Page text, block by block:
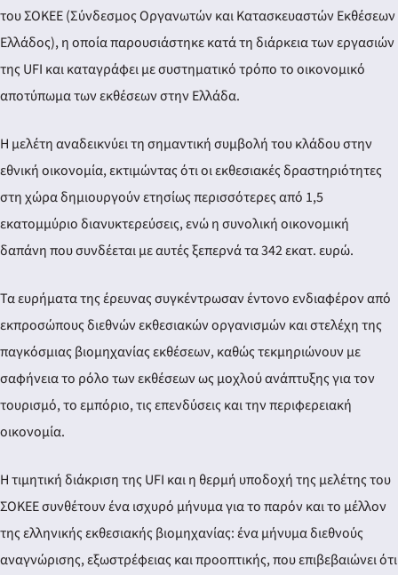
του ΣΟΚΕΕ (Σύνδεσμος Οργανωτών και Κατασκευαστών Εκθέσεων
Ελλάδος), η οποία παρουσιάστηκε κατά τη διάρκεια των εργασιών
της UFI και καταγράφει με συστηματικό τρόπο το οικονομικό
αποτύπωμα των εκθέσεων στην Ελλάδα.
Η μελέτη αναδεικνύει τη σημαντική συμβολή του κλάδου στην
εθνική οικονομία, εκτιμώντας ότι οι εκθεσιακές δραστηριότητες
στη χώρα δημιουργούν ετησίως περισσότερες από 1,5
εκατομμύριο διανυκτερεύσεις, ενώ η συνολική οικονομική
δαπάνη που συνδέεται με αυτές ξεπερνά τα 342 εκατ. ευρώ.
Τα ευρήματα της έρευνας συγκέντρωσαν έντονο ενδιαφέρον από
εκπροσώπους διεθνών εκθεσιακών οργανισμών και στελέχη της
παγκόσμιας βιομηχανίας εκθέσεων, καθώς τεκμηριώνουν με
σαφήνεια το ρόλο των εκθέσεων ως μοχλού ανάπτυξης για τον
τουρισμό, το εμπόριο, τις επενδύσεις και την περιφερειακή
οικονομία.
Η τιμητική διάκριση της UFI και η θερμή υποδοχή της μελέτης του
ΣΟΚΕΕ συνθέτουν ένα ισχυρό μήνυμα για το παρόν και το μέλλον
της ελληνικής εκθεσιακής βιομηχανίας: ένα μήνυμα διεθνούς
αναγνώρισης, εξωστρέφειας και προοπτικής, που επιβεβαιώνει ότι